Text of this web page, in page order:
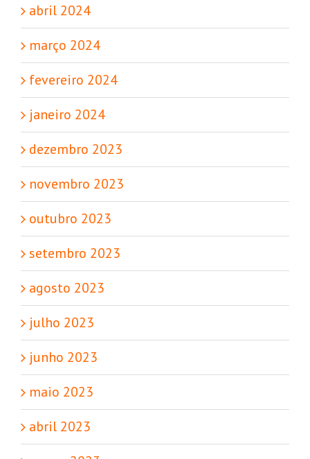
abril 2024
março 2024
fevereiro 2024
janeiro 2024
dezembro 2023
novembro 2023
outubro 2023
setembro 2023
agosto 2023
julho 2023
junho 2023
maio 2023
abril 2023